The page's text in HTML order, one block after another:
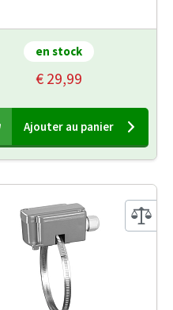
en stock
€ 29,99
Ajouter au panier